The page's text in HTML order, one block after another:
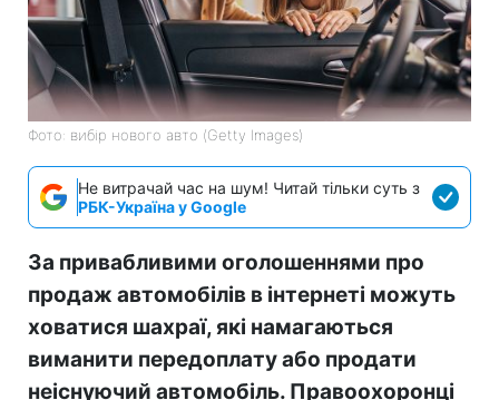
Фото: вибір нового авто (Getty Images)
Не витрачай час на шум! Читай тільки суть з
РБК-Україна у Google
За привабливими оголошеннями про
продаж автомобілів в інтернеті можуть
ховатися шахраї, які намагаються
виманити передоплату або продати
неіснуючий автомобіль. Правоохоронці